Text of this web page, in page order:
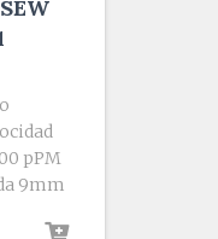
pPM
9mm